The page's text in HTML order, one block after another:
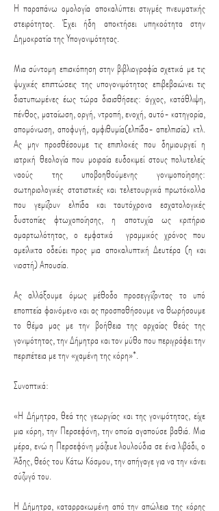
Η παραπάνω ομολογία αποκαλύπτει στιγμές πνευματικής
στειρότητας. Έχει ήδη αποκτήσει υπηκοότητα στην
Δημοκρατία της Υπογονιμότητας.
Μια σύντομη επισκόπηση στην βιβλιογραφία σχετικά με τις
ψυχικές επιπτώσεις της υπογονιμότητας επιβεβαιώνει τις
διατυπωμένες έως τώρα διαισθήσεις: άγχος, κατάθλιψη,
πένθος, ματαίωση, οργή, ντροπή, ενοχή, αυτό- κατηγορία,
απομόνωση, αποφυγή, αμφιθυμία(ελπίδα- απελπισία) κτλ.
Ας μην προσθέσουμε τις επιπλοκές που δημιουργεί η
ιατρική θεολογία που μοιραία ευδοκιμεί στους πολυτελείς
ναούς της υποβοηθούμενης γονιμοποίησης:
σωτηριολογικές στατιστικές και τελετουργικά πρωτόκολλα
που γεμίζουν ελπίδα και ταυτόχρονα εσχατολογικές
δυστοπίες φτωχοποίησης, η αποτυχία ως κριτήριο
αμαρτωλότητας, ο εμφατικά γραμμικός χρόνος που
αμείλικτα οδεύει προς μια αποκαλυπτική Δευτέρα (η και
νιοστή) Απουσία.
Ας αλλάξουμε όμως μέθοδο προσεγγίζοντας το υπό
εποπτεία φαινόμενο και ας προσπαθήσουμε να θωρήσουμε
το θέμα μας με την βοήθεια της αρχαίας θεάς της
γονιμότητας, την Δήμητρα και τον μύθο που περιγράφει την
περιπέτεια με την «χαμένη της κόρη»*.
Συνοπτικά:
«Η Δήμητρα, θεά της γεωργίας και της γονιμότητας, είχε
μια κόρη, την Περσεφόνη, την οποία αγαπούσε βαθιά. Μια
μέρα, ενώ η Περσεφόνη μάζευε λουλούδια σε ένα λιβάδι, ο
Άδης, θεός του Κάτω Κόσμου, την απήγαγε για να την κάνει
σύζυγό του.
Η Δήμητρα, καταρρακωμένη από την απώλεια της κόρης